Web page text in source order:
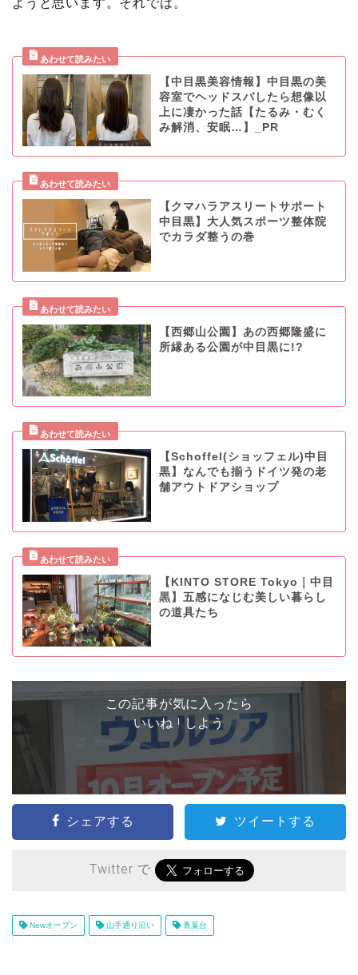
【中目黒美容情報】中目黒の美
容室でヘッドスパしたら想像以
上に凄かった話【たるみ・むく
み解消、安眠…】_PR
【クマハラアスリートサポート
中目黒】大人気スポーツ整体院
でカラダ整うの巻
【西郷山公園】あの西郷隆盛に
所縁ある公園が中目黒に!?
【Schoffel(ショッフェル)中目
黒】なんでも揃うドイツ発の老
舗アウトドアショップ
【KINTO STORE Tokyo｜中目
黒】五感になじむ美しい暮らし
の道具たち
この記事が気に入ったら
いいね ! しよう
シェアする ツイートする
Twitter で
Newオープン 山手通り沿い 青葉台